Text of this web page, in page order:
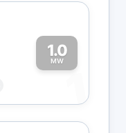
1.0
MW
1